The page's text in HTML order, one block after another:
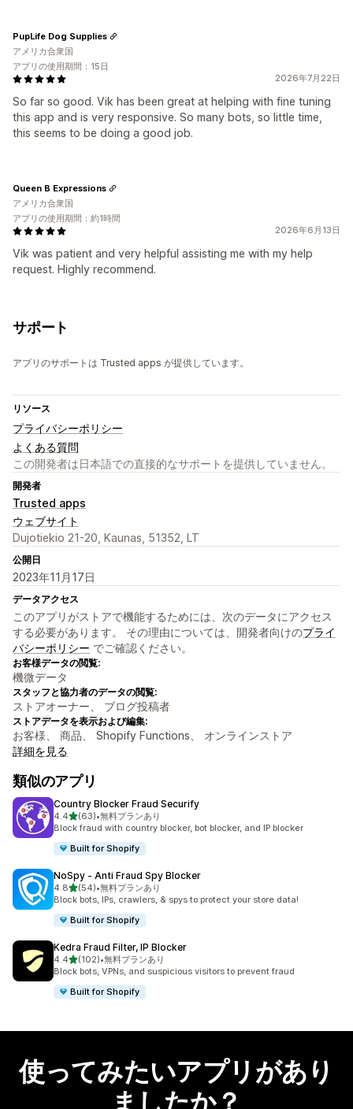
2026年7月22日
So far so good. Vik has been great at helping with fine tuning
this app and is very responsive. So many bots, so little time,
this seems to be doing a good job.
PupLife Dog Supplies
アメリカ合衆国
アプリの使用期間：15日
2026年6月13日
Vik was patient and very helpful assisting me with my help
request. Highly recommend.
Queen B Expressions
アメリカ合衆国
アプリの使用期間：約1時間
サポート
アプリのサポートは Trusted apps が提供しています。
リソース
プライバシーポリシー
よくある質問
この開発者は日本語での直接的なサポートを提供していません。
開発者
Trusted apps
ウェブサイト
Dujotiekio 21-20, Kaunas, 51352, LT
公開日
2023年11月17日
データアクセス
このアプリがストアで機能するためには、次のデータにアクセス
する必要があります。 その理由については、開発者向けのプライ
バシーポリシー でご確認ください。
お客様データの閲覧:
機微データ
スタッフと協力者のデータの閲覧:
ストアオーナー、 ブログ投稿者
ストアデータを表示および編集:
お客様、 商品、 Shopify Functions、 オンラインストア
詳細を見る
類似のアプリ
Country Blocker Fraud Securify
4.45つ星中
(63)
合計レビュー数：63件
•無料プランあり
Block fraud with country blocker, bot blocker, and IP blocker
Built for Shopify
NoSpy ‑ Anti Fraud Spy Blocker
4.85つ星中
(54)
合計レビュー数：54件
•無料プランあり
Block bots, IPs, crawlers, & spys to protect your store data!
Built for Shopify
Kedra Fraud Filter, IP Blocker
4.45つ星中
(102)
合計レビュー数：102件
•無料プランあり
Block bots, VPNs, and suspicious visitors to prevent fraud
Built for Shopify
使ってみたいアプリがあり
ましたか？